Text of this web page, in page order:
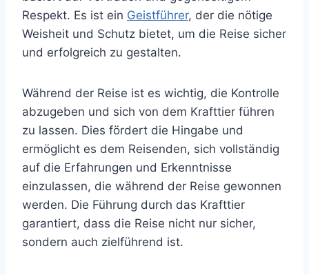
Respekt. Es ist ein Geistführer, der die nötige
Weisheit und Schutz bietet, um die Reise sicher
und erfolgreich zu gestalten.
Während der Reise ist es wichtig, die Kontrolle
abzugeben und sich von dem Krafttier führen
zu lassen. Dies fördert die Hingabe und
ermöglicht es dem Reisenden, sich vollständig
auf die Erfahrungen und Erkenntnisse
einzulassen, die während der Reise gewonnen
werden. Die Führung durch das Krafttier
garantiert, dass die Reise nicht nur sicher,
sondern auch zielführend ist.